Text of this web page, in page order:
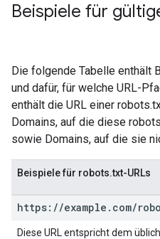
Beispiele für
Die folgende Tabelle enthält
und dafür, für welche URL-
enthält die URL einer
Domains, auf die diese
sowie Domains, auf die sie
Beispiele für robots.txt-URLs
https: //example . com/
Diese URL entspricht dem